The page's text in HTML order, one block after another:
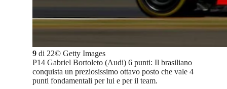
9 di 22© Getty Images
P14 Gabriel Bortoleto (Audi) 6 punti: Il brasiliano
conquista un preziosissimo ottavo posto che vale 4
punti fondamentali per lui e per il team.